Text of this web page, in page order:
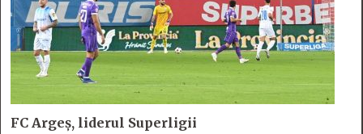
FC Argeș, liderul Superligii